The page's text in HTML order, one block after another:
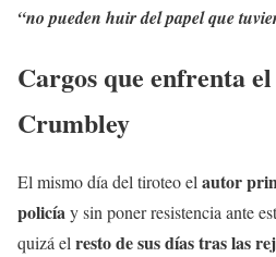
“no pueden huir del papel que
Cargos que enfrenta
Crumbley
El mismo día del tiroteo elautor
policíay sin poner resistencia ante
quizá elresto de sus días tras las